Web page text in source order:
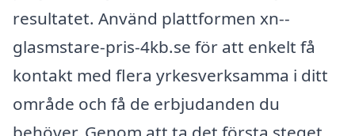
resultatet. Använd plattformen xn--
glasmstare-pris-4kb.se för att enkelt få
kontakt med flera yrkesverksamma i ditt
område och få de erbjudanden du